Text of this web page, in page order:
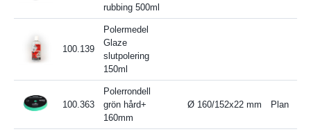
rubbing 500ml
100.139
Polermedel
Glaze
slutpolering
150ml
100.363
Polerrondell
grön hård+
160mm
Ø 160/152x22 mm Plan